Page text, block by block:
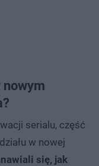
nowym
serialu, część
w nowej
się, jak